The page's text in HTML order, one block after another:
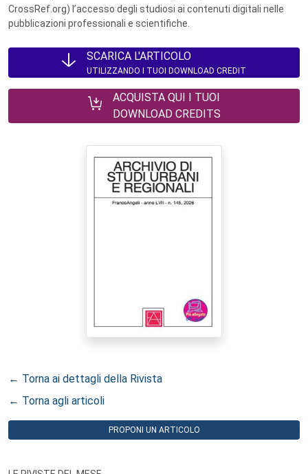
CrossRef.org) l’accesso degli studiosi ai contenuti digitali nelle
pubblicazioni professionali e scientifiche.
SCARICA L'ARTICOLO
UTILIZZANDO I TUOI DOWNLOAD CREDIT
ACQUISTA QUI I TUOI
DOWNLOAD CREDITS
← Torna ai dettagli della Rivista
← Torna agli articoli
PROPONI UN ARTICOLO